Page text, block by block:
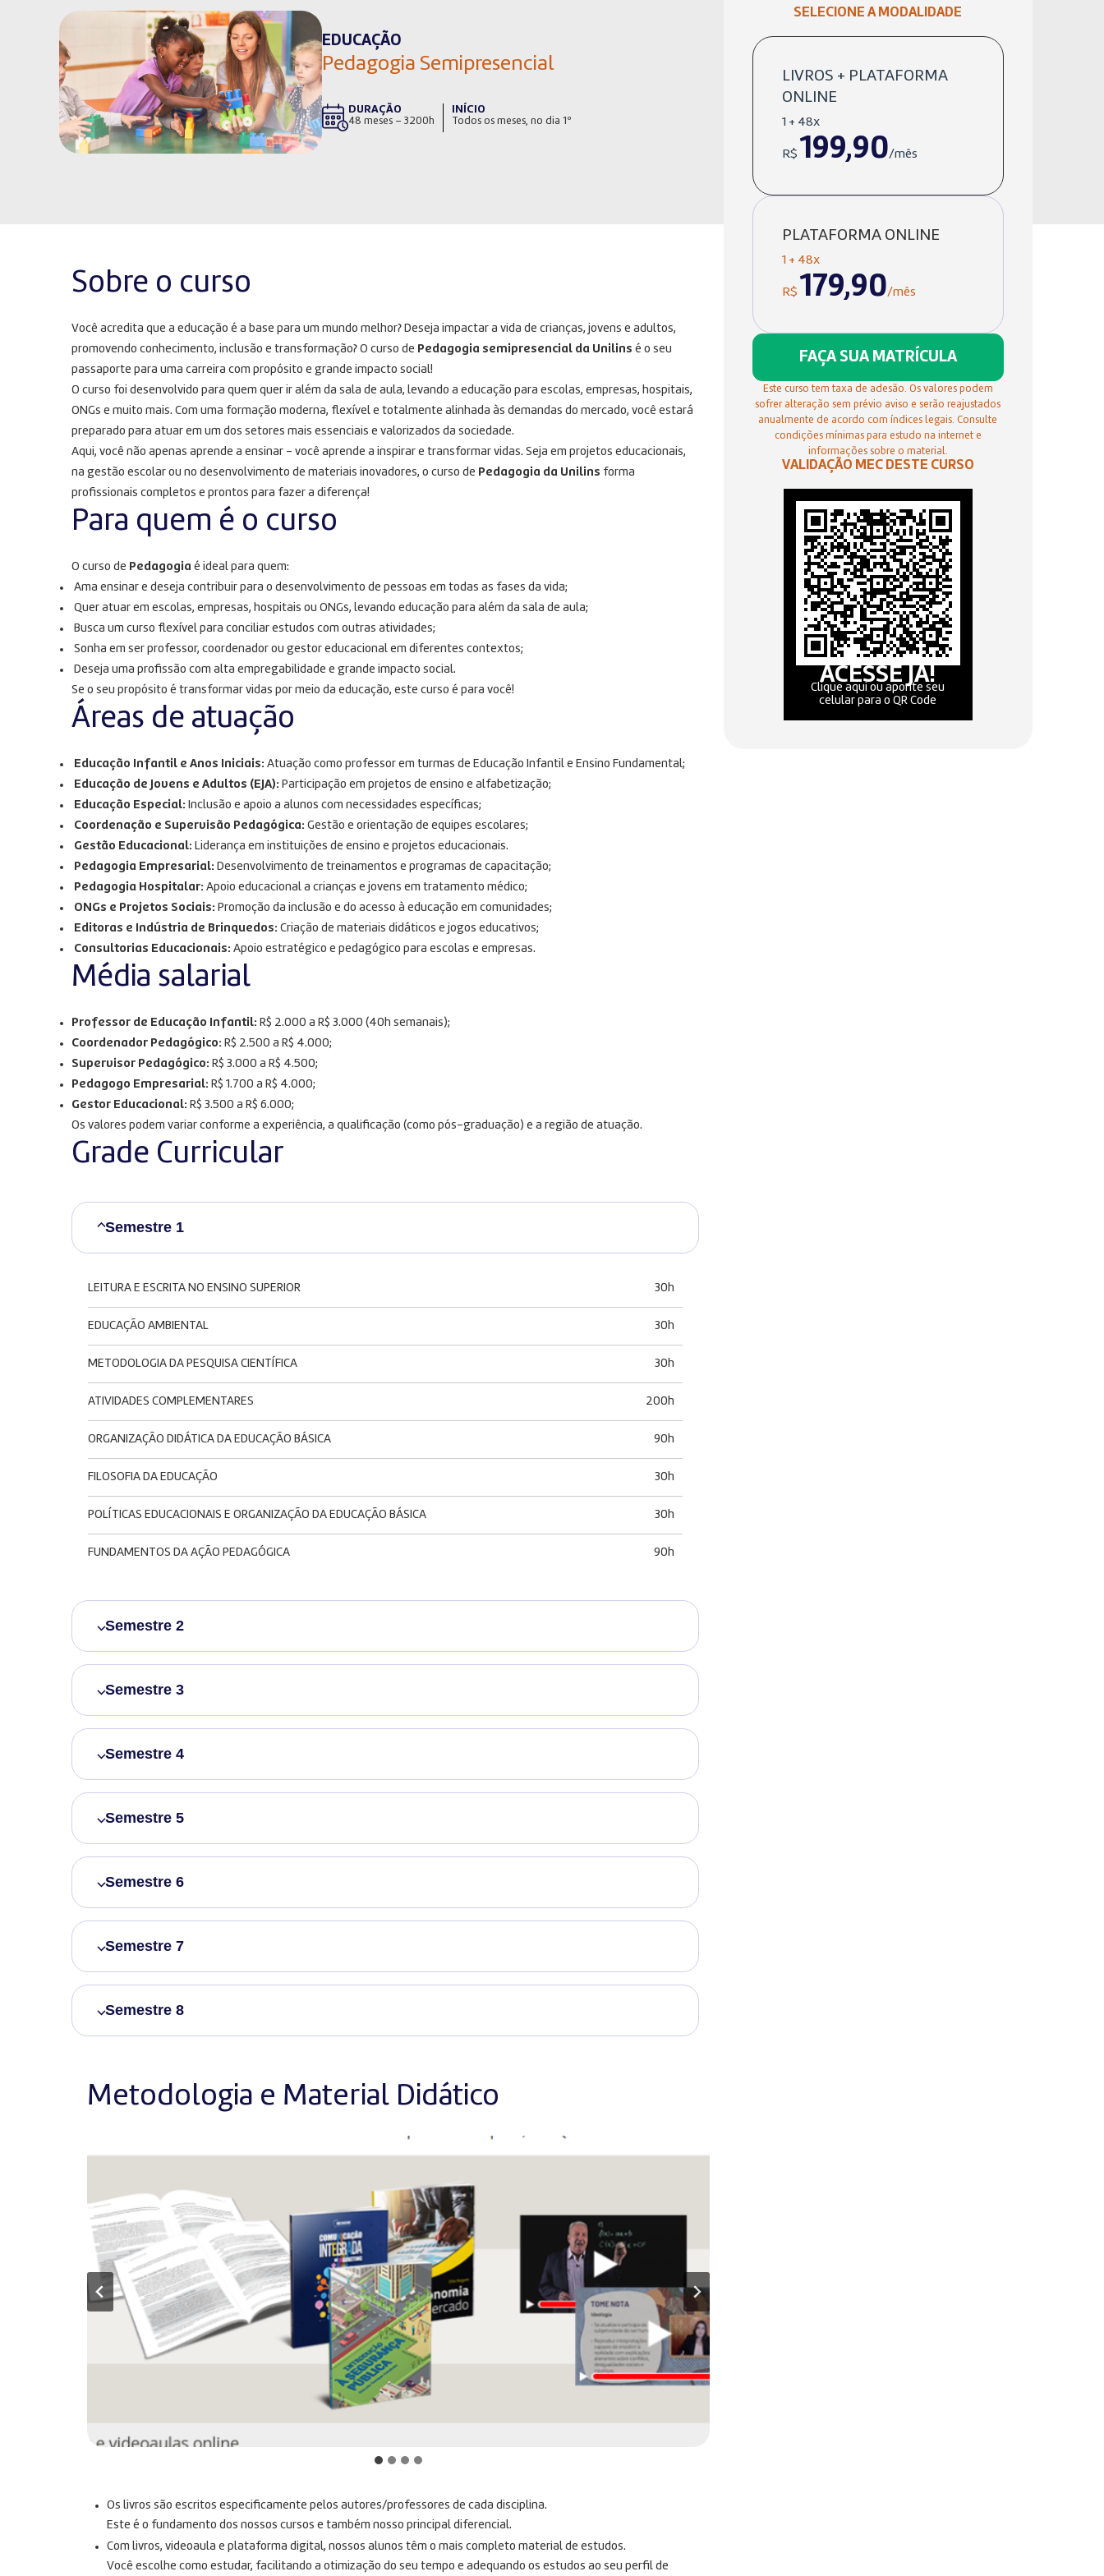
EDUCAÇÃO
Pedagogia Semipresencial
DURAÇÃO
48 meses – 3200h
INÍCIO
Todos os meses, no dia 1º
Sobre o curso
Você acredita que a educação é a base para um mundo melhor? Deseja impactar a vida de crianças, jovens e adultos,
promovendo conhecimento, inclusão e transformação? O curso de Pedagogia semipresencial da Unilins é o seu
passaporte para uma carreira com propósito e grande impacto social!
O curso foi desenvolvido para quem quer ir além da sala de aula, levando a educação para escolas, empresas, hospitais,
ONGs e muito mais. Com uma formação moderna, flexível e totalmente alinhada às demandas do mercado, você estará
preparado para atuar em um dos setores mais essenciais e valorizados da sociedade.
Aqui, você não apenas aprende a ensinar – você aprende a inspirar e transformar vidas. Seja em projetos educacionais,
na gestão escolar ou no desenvolvimento de materiais inovadores, o curso de Pedagogia da Unilins forma
profissionais completos e prontos para fazer a diferença!
Para quem é o curso
O curso de Pedagogia é ideal para quem:
Ama ensinar e deseja contribuir para o desenvolvimento de pessoas em todas as fases da vida;
Quer atuar em escolas, empresas, hospitais ou ONGs, levando educação para além da sala de aula;
Busca um curso flexível para conciliar estudos com outras atividades;
Sonha em ser professor, coordenador ou gestor educacional em diferentes contextos;
Deseja uma profissão com alta empregabilidade e grande impacto social.
Se o seu propósito é transformar vidas por meio da educação, este curso é para você!
Áreas de atuação
Educação Infantil e Anos Iniciais: Atuação como professor em turmas de Educação Infantil e Ensino Fundamental;
Educação de Jovens e Adultos (EJA): Participação em projetos de ensino e alfabetização;
Educação Especial: Inclusão e apoio a alunos com necessidades específicas;
Coordenação e Supervisão Pedagógica: Gestão e orientação de equipes escolares;
Gestão Educacional: Liderança em instituições de ensino e projetos educacionais.
Pedagogia Empresarial: Desenvolvimento de treinamentos e programas de capacitação;
Pedagogia Hospitalar: Apoio educacional a crianças e jovens em tratamento médico;
ONGs e Projetos Sociais: Promoção da inclusão e do acesso à educação em comunidades;
Editoras e Indústria de Brinquedos: Criação de materiais didáticos e jogos educativos;
Consultorias Educacionais: Apoio estratégico e pedagógico para escolas e empresas.
Média salarial
Professor de Educação Infantil: R$ 2.000 a R$ 3.000 (40h semanais);
Coordenador Pedagógico: R$ 2.500 a R$ 4.000;
Supervisor Pedagógico: R$ 3.000 a R$ 4.500;
Pedagogo Empresarial: R$ 1.700 a R$ 4.000;
Gestor Educacional: R$ 3.500 a R$ 6.000;
Os valores podem variar conforme a experiência, a qualificação (como pós-graduação) e a região de atuação.
Grade Curricular
Semestre 1
LEITURA E ESCRITA NO ENSINO SUPERIOR 30h
EDUCAÇÃO AMBIENTAL 30h
METODOLOGIA DA PESQUISA CIENTÍFICA 30h
ATIVIDADES COMPLEMENTARES 200h
ORGANIZAÇÃO DIDÁTICA DA EDUCAÇÃO BÁSICA 90h
FILOSOFIA DA EDUCAÇÃO 30h
POLÍTICAS EDUCACIONAIS E ORGANIZAÇÃO DA EDUCAÇÃO BÁSICA 30h
FUNDAMENTOS DA AÇÃO PEDAGÓGICA 90h
Semestre 2
Semestre 3
Semestre 4
Semestre 5
Semestre 6
Semestre 7
Semestre 8
SELECIONE A MODALIDADE
LIVROS + PLATAFORMA
ONLINE
1 + 48x
R$ 199,90/mês
PLATAFORMA ONLINE
1 + 48x
R$ 179,90/mês
FAÇA SUA MATRÍCULA
Este curso tem taxa de adesão. Os valores podem
sofrer alteração sem prévio aviso e serão reajustados
anualmente de acordo com índices legais. Consulte
condições mínimas para estudo na internet e
informações sobre o material.
VALIDAÇÃO MEC DESTE CURSO
ACESSE JÁ!
Clique aqui ou aponte seu
celular para o QR Code
Metodologia e Material Didático
Os livros são escritos especificamente pelos autores/professores de cada disciplina.
Este é o fundamento dos nossos cursos e também nosso principal diferencial.
Com livros, videoaula e plataforma digital, nossos alunos têm o mais completo material de estudos.
Você escolhe como estudar, facilitando a otimização do seu tempo e adequando os estudos ao seu perfil de